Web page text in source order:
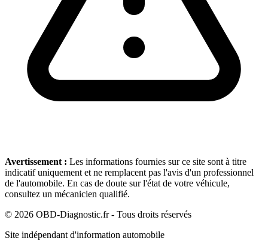
Avertissement : Les informations fournies sur ce site sont à titre
indicatif uniquement et ne remplacent pas l'avis d'un professionnel
de l'automobile. En cas de doute sur l'état de votre véhicule,
consultez un mécanicien qualifié.
© 2026 OBD-Diagnostic.fr - Tous droits réservés
Site indépendant d'information automobile